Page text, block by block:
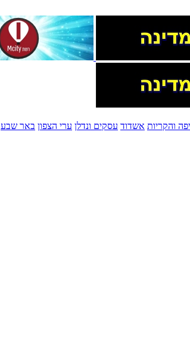
והקריות אשדוד עסקים ונדלן ערי הצפון באר שבע